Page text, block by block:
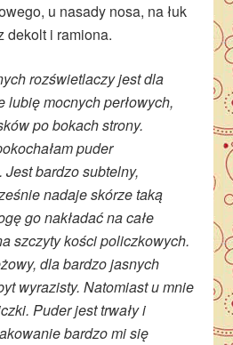
u nasady nosa, na łuk
dekolt i ramiona.
rozświetlaczy jest dla
lubię mocnych perłowych,
po bokach strony.
puder
bardzo subtelny,
nadaje skórze taką
go nakładać na całe
szczyty kości policzkowych.
dla bardzo jasnych
wyrazisty. Natomiast u mnie
Puder jest trwały i
bardzo mi się